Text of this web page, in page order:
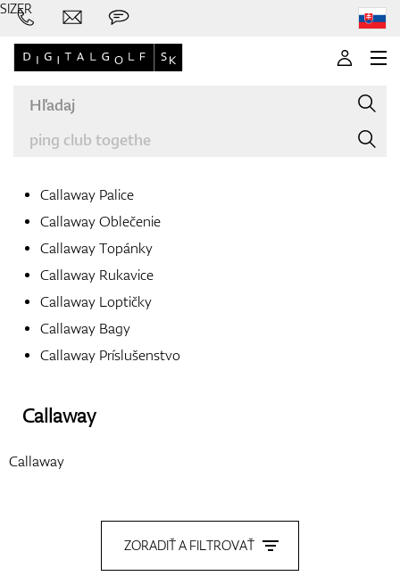
Rukavice
Callaway Palice
Callaway Oblečenie
Callaway Topánky
Callaway Rukavice
Callaway Loptičky
Callaway Bagy
Callaway Príslušenstvo
Callaway
Callaway
ZORADIŤ A FILTROVAŤ
SIZER